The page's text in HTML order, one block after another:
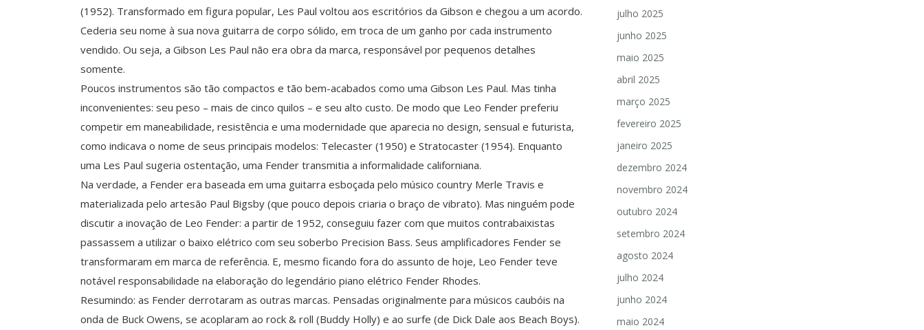
(1952). Transformado em figura popular, Les Paul voltou aos escritórios da Gibson e chegou a um acordo.
Cederia seu nome à sua nova guitarra de corpo sólido, em troca de um ganho por cada instrumento
vendido. Ou seja, a Gibson Les Paul não era obra da marca, responsável por pequenos detalhes
somente.
Poucos instrumentos são tão compactos e tão bem-acabados como uma Gibson Les Paul. Mas tinha
inconvenientes: seu peso – mais de cinco quilos – e seu alto custo. De modo que Leo Fender preferiu
competir em maneabilidade, resistência e uma modernidade que aparecia no design, sensual e futurista,
como indicava o nome de seus principais modelos: Telecaster (1950) e Stratocaster (1954). Enquanto
uma Les Paul sugeria ostentação, uma Fender transmitia a informalidade californiana.
Na verdade, a Fender era baseada em uma guitarra esboçada pelo músico country Merle Travis e
materializada pelo artesão Paul Bigsby (que pouco depois criaria o braço de vibrato). Mas ninguém pode
discutir a inovação de Leo Fender: a partir de 1952, conseguiu fazer com que muitos contrabaixistas
passassem a utilizar o baixo elétrico com seu soberbo Precision Bass. Seus amplificadores Fender se
transformaram em marca de referência. E, mesmo ficando fora do assunto de hoje, Leo Fender teve
notável responsabilidade na elaboração do legendário piano elétrico Fender Rhodes.
Resumindo: as Fender derrotaram as outras marcas. Pensadas originalmente para músicos caubóis na
onda de Buck Owens, se acoplaram ao rock & roll (Buddy Holly) e ao surfe (de Dick Dale aos Beach Boys).
julho 2025
junho 2025
maio 2025
abril 2025
março 2025
fevereiro 2025
janeiro 2025
dezembro 2024
novembro 2024
outubro 2024
setembro 2024
agosto 2024
julho 2024
junho 2024
maio 2024